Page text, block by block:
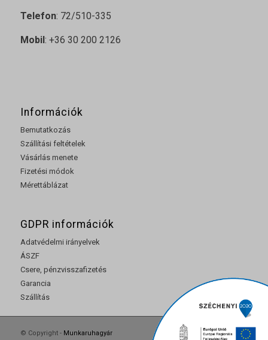
Telefon: 72/510-335
Mobil: +36 30 200 2126
Információk
Bemutatkozás
Szállítási feltételek
Vásárlás menete
Fizetési módok
Mérettáblázat
GDPR információk
Adatvédelmi irányelvek
ÁSZF
Csere, pénzvisszafizetés
Garancia
Szállítás
© Copyright - Munkaruhagyár